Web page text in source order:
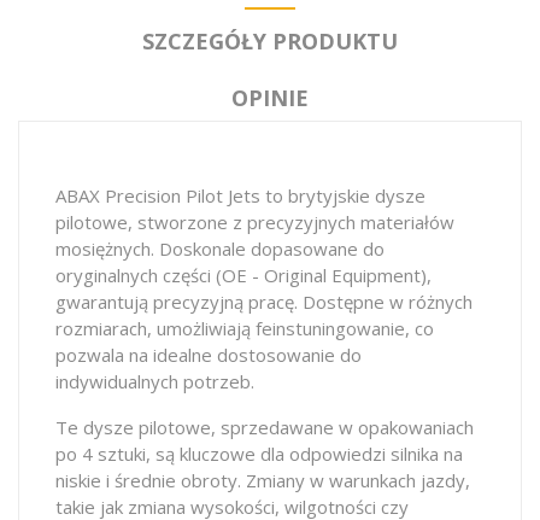
SZCZEGÓŁY PRODUKTU
OPINIE
ABAX Precision Pilot Jets to brytyjskie dysze
pilotowe, stworzone z precyzyjnych materiałów
mosiężnych. Doskonale dopasowane do
oryginalnych części (OE - Original Equipment),
gwarantują precyzyjną pracę. Dostępne w różnych
rozmiarach, umożliwiają feinstuningowanie, co
pozwala na idealne dostosowanie do
indywidualnych potrzeb.
Te dysze pilotowe, sprzedawane w opakowaniach
po 4 sztuki, są kluczowe dla odpowiedzi silnika na
niskie i średnie obroty. Zmiany w warunkach jazdy,
takie jak zmiana wysokości, wilgotności czy